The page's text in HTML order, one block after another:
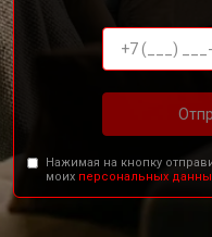
Нажимая на кнопку
моих персональных